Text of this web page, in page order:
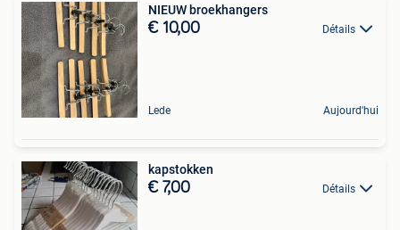
NIEUW broekhangers
€ 10,00 Détails
Lede Aujourd'hui
kapstokken
€ 7,00 Détails